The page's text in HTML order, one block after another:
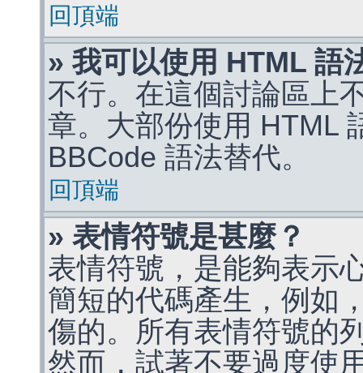
回頂端
» 我可以使用 HTML 語
不行。在這個討論區上
章。大部份使用 HTML
BBCode 語法替代。
回頂端
» 表情符號是甚麼？
表情符號，是能夠表示
簡短的代碼產生，例如
傷的。所有表情符號的
然而，試著不要過度使